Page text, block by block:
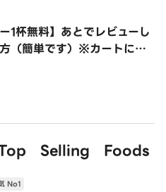
ー1杯無料】あとでレビューし
（簡単です）※カートに入
い Lassi
Top Selling Foods
No1